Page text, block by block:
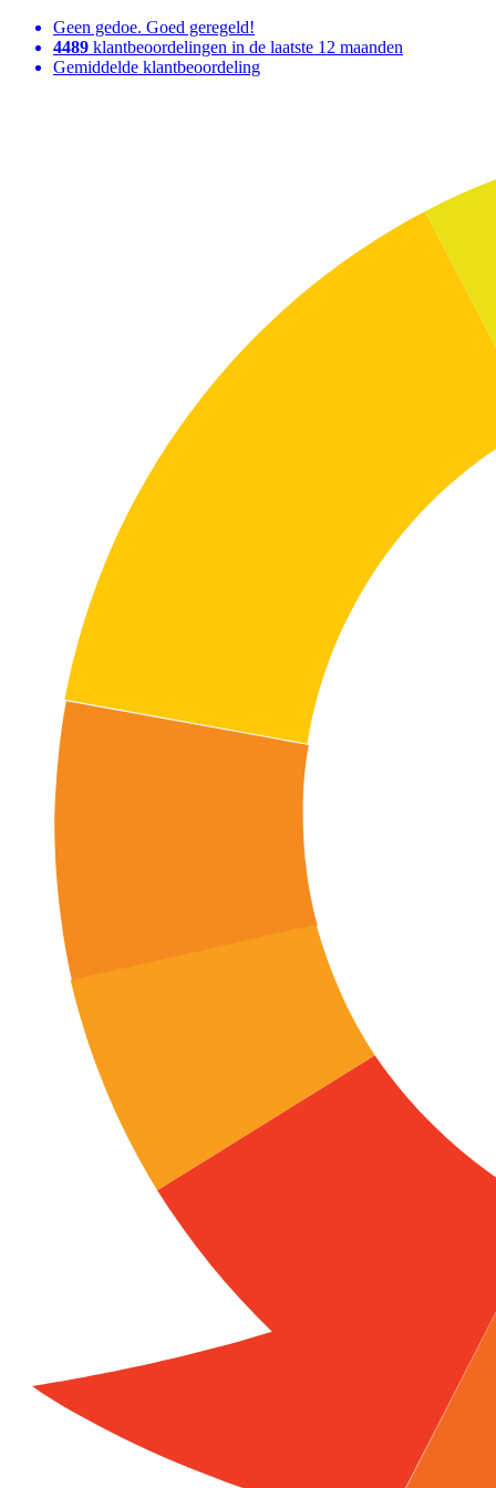
Geen gedoe. Goed geregeld!
4489 klantbeoordelingen in de laatste 12 maanden
Gemiddelde klantbeoordeling